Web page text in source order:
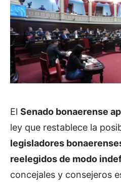
El Senado bonaerense
ley que restablece la
legisladores
reelegidos de modo
concejales y consejeros